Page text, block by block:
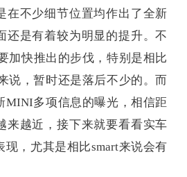
在不少细节位置均作出了全新
还是有着较为明显的提升。不
加快推出的步伐，特别是相比
说，暂时还是落后不少的。而
MINI多项信息的曝光，相信距
来越近，接下来就要看看实车
现，尤其是相比smart来说会有